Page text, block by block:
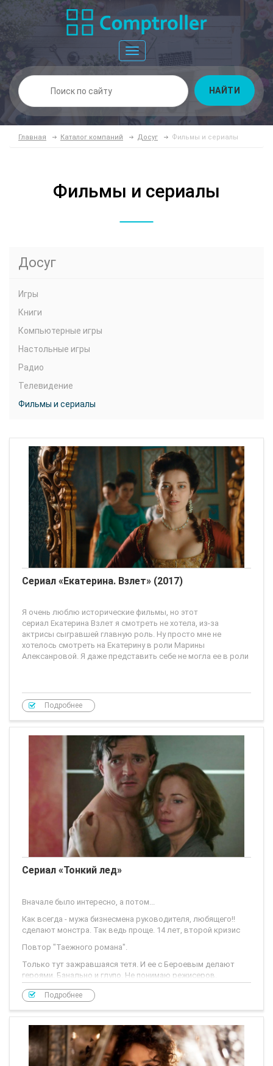
Toggle
navigation
НАЙТИ
Главная Каталог компаний Досуг Фильмы и сериалы
Фильмы и сериалы
Досуг
Игры
Книги
Компьютерные игры
Настольные игры
Радио
Телевидение
Фильмы и сериалы
Сериал «Екатерина. Взлет» (2017)
Я очень люблю исторические фильмы, но этот
сериал Екатерина Взлет я смотреть не хотела, из-за
актрисы сыгравшей главную роль. Ну просто мне не
хотелось смотреть на Екатерину в роли Марины
Алексанровой. Я даже представить себе не могла ее в роли
Подробнее
Сериал «Тонкий лед»
Вначале было интересно, а потом...
Как всегда - мужа бизнесмена руководителя, любящего!!
сделают монстра. Так ведь проще. 14 лет, второй кризис
Повтор "Таежного романа".
Только тут зажравшаяся тетя. И ее с Бероевым делают
героями. Банально и глупо. Не понимаю режисеров.
Подробнее